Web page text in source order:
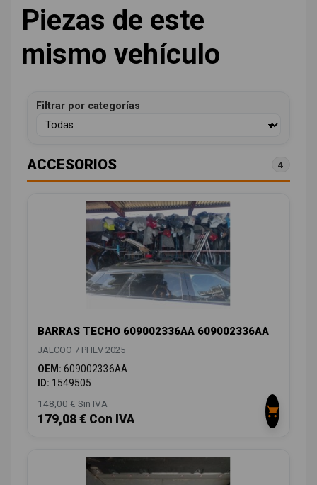
Piezas de este
mismo vehículo
Filtrar por categorías
ACCESORIOS 4
BARRAS TECHO 609002336AA 609002336AA
JAECOO 7 PHEV 2025
OEM: 609002336AA
ID: 1549505
148,00 € Sin IVA
179,08 € Con IVA